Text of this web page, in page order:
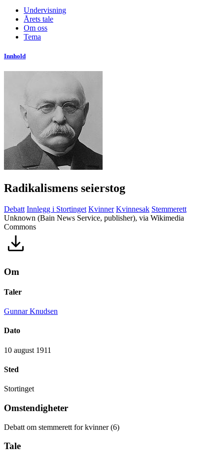
Undervisning
Årets tale
Om oss
Tema
Innhold
Radikalismens seierstog
Debatt Innlegg i Stortinget Kvinner Kvinnesak Stemmerett
Unknown (Bain News Service, publisher), via Wikimedia
Commons
Om
Taler
Gunnar Knudsen
Dato
10 august 1911
Sted
Stortinget
Omstendigheter
Debatt om stemmerett for kvinner (6)
Tale